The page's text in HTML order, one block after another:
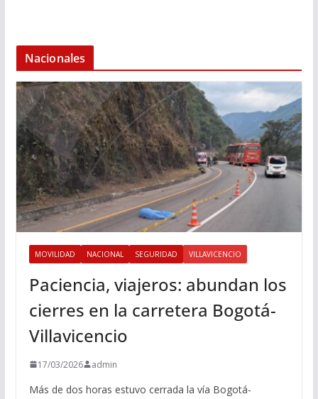
Nacionales
MOVILIDAD NACIONAL SEGURIDAD VILLAVICENCIO
Paciencia, viajeros: abundan los
cierres en la carretera Bogotá-
Villavicencio
17/03/2026 admin
Más de dos horas estuvo cerrada la vía Bogotá-